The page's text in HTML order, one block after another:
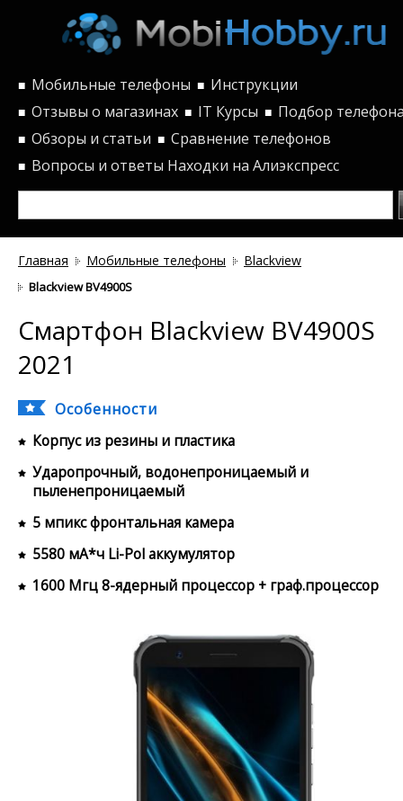
■ Мобильные телефоны ■ Инструкции
■ Отзывы о магазинах ■ IT Курсы ■ Подбор
■ Обзоры и статьи ■ Сравнение телефонов
■ Вопросы и ответы Находки на Алиэкспресс
Главная Мобильные телефоны Blackview
Blackview BV4900S
Смартфон Blackview BV4900S
2021
Особенности
Корпус из резины и пластика
Ударопрочный, водонепроницаемый и
пыленепроницаемый
5 мпикс фронтальная камера
5580 мА*ч Li-Pol аккумулятор
1600 Мгц 8-ядерный процессор + граф.процессор